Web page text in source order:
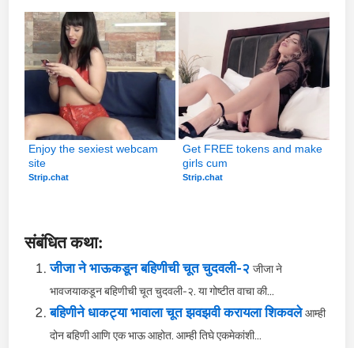
Enjoy the sexiest webcam
site
Strip.chat
Get FREE tokens and make
girls cum
Strip.chat
संबंधित कथा:
जीजा ने भाऊकडून बहिणीची चूत चुदवली-२ जीजा ने
भावजयाकडून बहिणीची चूत चुदवली-२. या गोष्टीत वाचा की...
बहिणीने धाकट्या भावाला चूत झवझवी करायला शिकवले आम्ही
दोन बहिणी आणि एक भाऊ आहोत. आम्ही तिघे एकमेकांशी...